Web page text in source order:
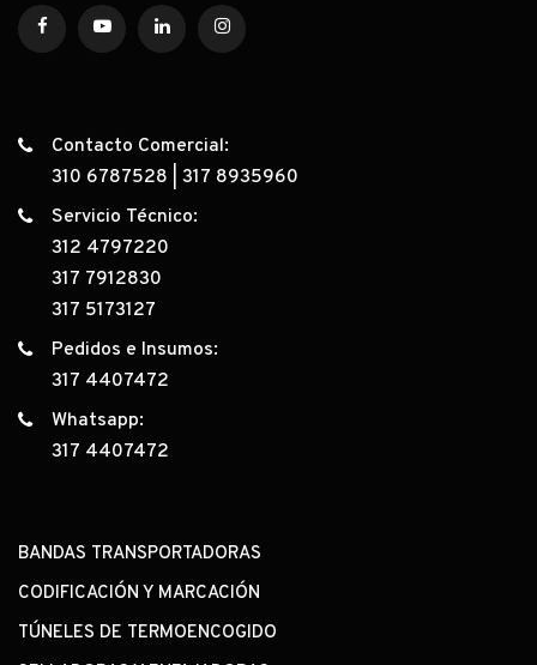
Contacto Comercial:
310 6787528
317 8935960
Servicio Técnico:
312 4797220
317 7912830
317 5173127
Pedidos e Insumos:
317 4407472
Whatsapp:
317 4407472
BANDAS TRANSPORTADORAS
CODIFICACIÓN Y MARCACIÓN
TÚNELES DE TERMOENCOGIDO